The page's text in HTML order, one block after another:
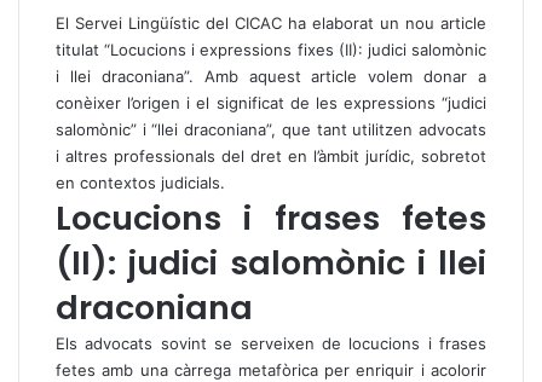
El Servei Lingüístic del CICAC ha elaborat un nou article
titulat “Locucions i expressions fixes (II): judici salomònic
i llei draconiana”. Amb aquest article volem donar a
conèixer l’origen i el significat de les expressions “judici
salomònic” i “llei draconiana”, que tant utilitzen advocats
i altres professionals del dret en l’àmbit jurídic, sobretot
en contextos judicials.
Locucions i frases fetes
(II): judici salomònic i llei
draconiana
Els advocats sovint se serveixen de locucions i frases
fetes amb una càrrega metafòrica per enriquir i acolorir